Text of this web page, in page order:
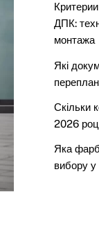
ДПК:
монтажа
Які
Скільки
2026
Яка
вибору у